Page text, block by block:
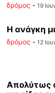
δρόμος - 19
Η ανάγκη
δρόμος - 12
Απολύτως